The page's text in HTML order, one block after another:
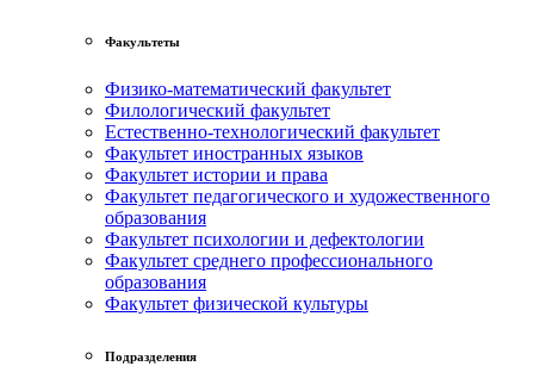
Факультеты
Физико-математический факультет
Филологический факультет
Естественно-технологический факультет
Факультет иностранных языков
Факультет истории и права
Факультет педагогического и художественного
образования
Факультет психологии и дефектологии
Факультет среднего профессионального
образования
Факультет физической культуры
Подразделения